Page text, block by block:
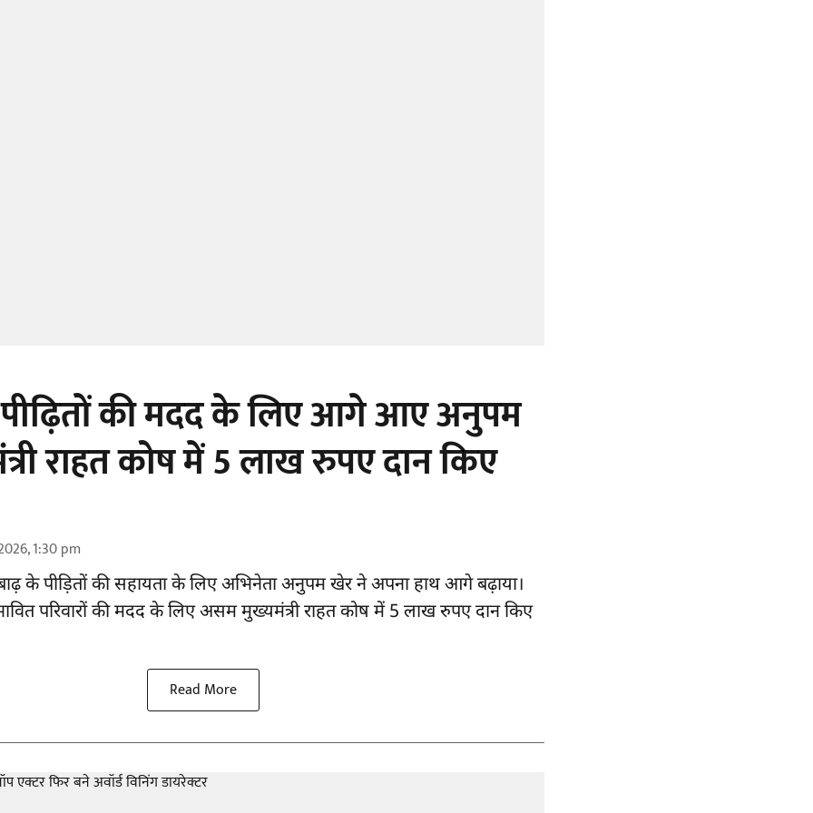
की मदद के लिए आगे आए अनुपम
राहत कोष में 5 लाख रुपए दान किए
1:30 pm
केपीड़ितों की सहायताके लिए अभिनेता अनुपम खेर ने अपना हाथ आगे बढ़ाया।
परिवारों की मदद के लिए असम मुख्यमंत्री राहत कोष में 5 लाख रुपए दान किए
Read More